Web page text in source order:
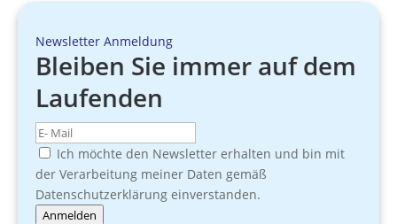
Newsletter Anmeldung
Bleiben Sie immer auf dem
Laufenden
Ich möchte den Newsletter erhalten und bin mit
der Verarbeitung meiner Daten gemäß
Datenschutzerklärung einverstanden.
Anmelden